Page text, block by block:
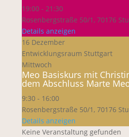
19:00- 21:30
Rosenbergstraße 50/1, 70176
Details anzeigen
16 Dezember
Entwicklungsraum Stuttgart
Mittwoch
Meo Basiskurs mit
dem Abschluss Marte
9:30- 16:00
Rosenbergstraße 50/1, 70176
Details anzeigen
Keine Veranstaltung gefunden